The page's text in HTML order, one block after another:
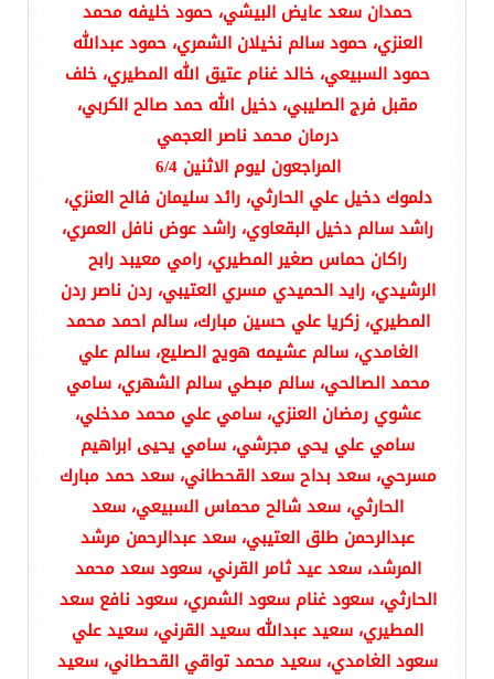
حمدان سعد عايض البيشي، حمود خليفه محمد
العنزي، حمود سالم نخيلان الشمري، حمود عبدالله
حمود السبيعي، خالد غنام عتيق الله المطيري، خلف
مقبل فرج الصليبي، دخيل الله حمد صالح الكربي،
درمان محمد ناصر العجمي
المراجعون ليوم الاثنين 6/4
دلموك دخيل علي الحارثي، رائد سليمان فالح العنزي،
راشد سالم دخيل البقعاوي، راشد عوض نافل العمري،
راكان حماس صغير المطيري، رامي معيبد رابح
الرشيدي، رايد الحميدي مسري العتيبي، ردن ناصر ردن
المطيري، زكريا علي حسين مبارك، سالم احمد محمد
الغامدي، سالم عشيمه هويج الصليع، سالم علي
محمد الصالحي، سالم مبطي سالم الشهري، سامي
عشوي رمضان العنزي، سامي علي محمد مدخلي،
سامي علي يحي مجرشي، سامي يحيى ابراهيم
مسرحي، سعد بداح سعد القحطاني، سعد حمد مبارك
الحارثي، سعد شالح محماس السبيعي، سعد
عبدالرحمن طلق العتيبي، سعد عبدالرحمن مرشد
المرشد، سعد عيد ثامر القرني، سعود سعد محمد
الحارثي، سعود غنام سعود الشمري، سعود نافع سعد
المطيري، سعيد عبدالله سعيد القرني، سعيد علي
سعود الغامدي، سعيد محمد تواقي القحطاني، سعيد